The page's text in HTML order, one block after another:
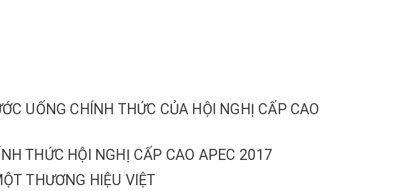
UỐNG CHÍNH THỨC CỦA HỘI NGHỊ CẤP CAO
THỨC HỘI NGHỊ CẤP CAO APEC 2017
THƯƠNG HIỆU VIỆT